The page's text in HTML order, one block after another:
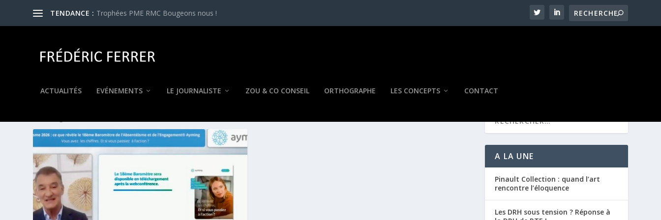
TENDANCE : Trophées PME RMC Bougeons nous !
ACTUALITÉS EVÉNEMENTS LE JOURNALISTE ZOU & CO CONSEIL ORTHOGRAPHE LES CONCEPTS CONTACT
A LA UNE
Pinault Collection : quand l’art
rencontre l’éloquence
Les DRH sous tension ? Réponse à